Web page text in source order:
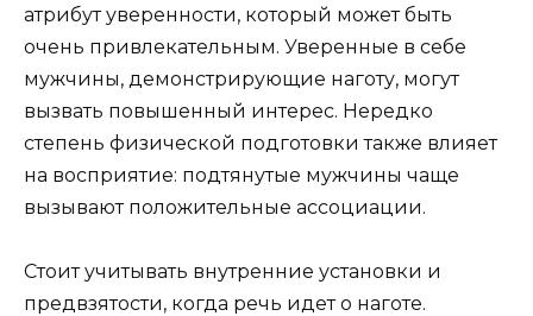
атрибут уверенности, который может быть
очень привлекательным. Уверенные в себе
мужчины, демонстрирующие наготу, могут
вызвать повышенный интерес. Нередко
степень физической подготовки также влияет
на восприятие: подтянутые мужчины чаще
вызывают положительные ассоциации.
Стоит учитывать внутренние установки и
предвзятости, когда речь идет о наготе.